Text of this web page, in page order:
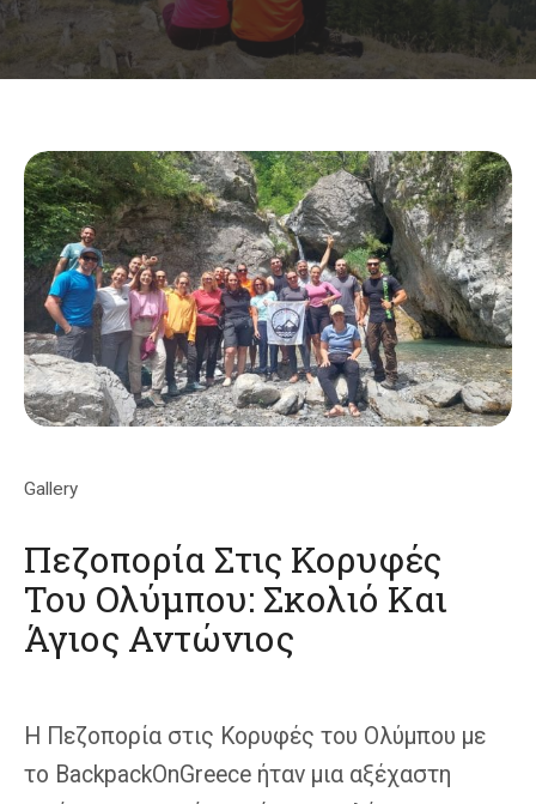
Gallery
Πεζοπορία Στις Κορυφές
Του Ολύμπου: Σκολιό Και
Άγιος Αντώνιος
Η Πεζοπορία στις Κορυφές του Ολύμπου με
το BackpackOnGreece ήταν μια αξέχαστη